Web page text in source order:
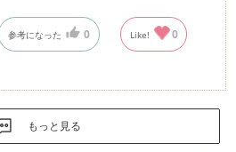
レスレットも購入しましたが、本品
ップにお気に入り、満足のいく買い
参考になった 0 Like! 0
もっと見る